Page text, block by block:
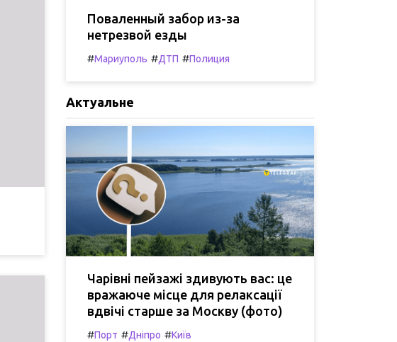
Поваленный забор из-за
нетрезвой езды
#Мариуполь #ДТП #Полиция
Актуальне
Чарівні пейзажі здивують вас: це
вражаюче місце для релаксації
вдвічі старше за Москву (фото)
#Порт #Дніпро #Київ